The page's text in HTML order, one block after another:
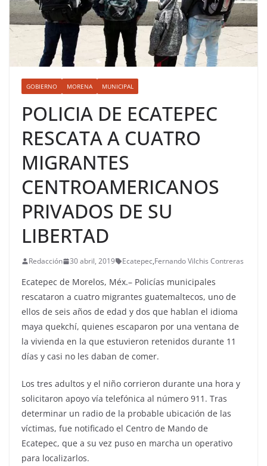
GOBIERNO MORENA MUNICIPAL
POLICIA DE ECATEPEC
RESCATA A CUATRO
MIGRANTES
CENTROAMERICANOS
PRIVADOS DE SU
LIBERTAD
Redacción 30 abril, 2019 Ecatepec,Fernando Vilchis Contreras
Ecatepec de Morelos, Méx.– Policías municipales
rescataron a cuatro migrantes guatemaltecos, uno de
ellos de seis años de edad y dos que hablan el idioma
maya quekchí, quienes escaparon por una ventana de
la vivienda en la que estuvieron retenidos durante 11
días y casi no les daban de comer.
Los tres adultos y el niño corrieron durante una hora y
solicitaron apoyo vía telefónica al número 911. Tras
determinar un radio de la probable ubicación de las
víctimas, fue notificado el Centro de Mando de
Ecatepec, que a su vez puso en marcha un operativo
para localizarlos.